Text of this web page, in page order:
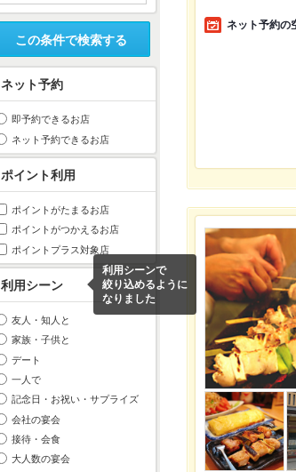
この条件で検索する
ネット予約
即予約できるお店
ネット予約できるお店
ポイント利用
ポイントがたまるお店
ポイントがつかえるお店
ポイントプラス対象店
利用シーン
利用シーンで
絞り込めるように
なりました
友人・知人と
家族・子供と
デート
一人で
記念日・お祝い・サプライズ
会社の宴会
接待・会食
大人数の宴会
ネット予約の